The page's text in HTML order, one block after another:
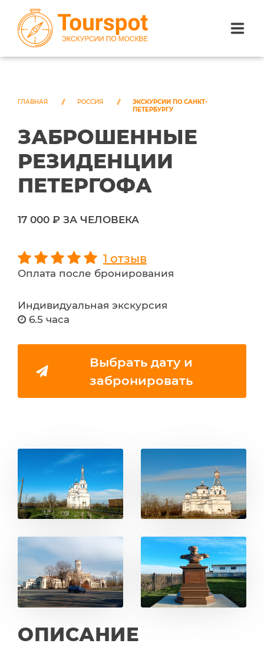
ЭКСКУРСИИ ПО МОСКВЕ
ЭКСКУРСИИ ПО СОЧИ
О НАС
ГЛАВНАЯ РОССИЯ
ЭКСКУРСИИ ПО САНКТ-
ПЕТЕРБУРГУ
ЗАБРОШЕННЫЕ
РЕЗИДЕНЦИИ
ПЕТЕРГОФА
17 000 ₽ ЗА ЧЕЛОВЕКА
1 отзыв
Оплата после бронирования
Индивидуальная экскурсия
6.5 часа
Выбрать дату и
забронировать
ОПИСАНИЕ